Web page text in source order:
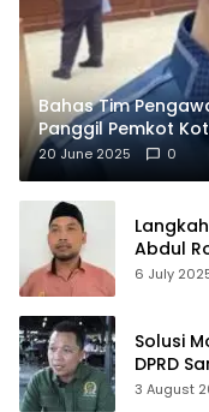
Bahas Tim
Panggil Pemkot
20 June 2025 0
Abdul
Pusat
6 July
Solusi
DPRD
PLTSA
3 August